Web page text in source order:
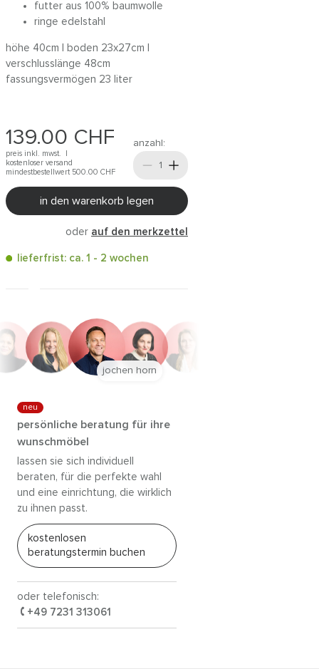
futter aus 100% baumwolle
ringe edelstahl
höhe 40cm | boden 23x27cm |
verschlusslänge 48cm
fassungsvermögen 23 liter
139.00 CHF
preis inkl. mwst. |
kostenloser versand
mindestbestellwert 500.00 CHF
anzahl:
in den warenkorb legen
oder auf den merkzettel
lieferfrist: ca. 1 - 2 wochen
neu
persönliche beratung für ihre
wunschmöbel
lassen sie sich individuell
beraten, für die perfekte wahl
und eine einrichtung, die wirklich
zu ihnen passt.
kostenlosen
beratungstermin buchen
oder telefonisch:
+49 7231 313061
jochen horn